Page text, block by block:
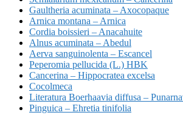
Gaultheria acuminata – Axocopaque
Arnica montana – Arnica
Cordia boissieri – Anacahuite
Alnus acuminata – Abedul
Aerva sanguinolenta – Escancel
Peperomia pellucida (L.) HBK
Cancerina – Hippocratea excelsa
Cocolmeca
Literatura Boerhaavia diffusa –
Pinguica – Ehretia tinifolia